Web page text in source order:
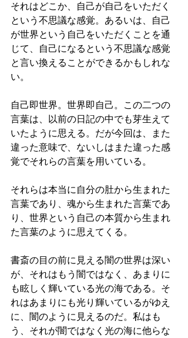
それはどこか、自己が自己をいただく
という不思議な感覚。あるいは、自己
が世界という自己をいただくことを通
じて、自己になるという不思議な感覚
と言い換えることができるかもしれな
い。
自己即世界。世界即自己。この二つの
言葉は、以前の日記の中でも芽生えて
いたように思える。だが今回は、また
違った意味で、ないしはまた違った感
覚でそれらの言葉を用いている。
それらは本当に自分の肚から生まれた
言葉であり、魂から生まれた言葉であ
り、世界という自己の本質から生まれ
た言葉のように思えてくる。
書斎の目の前に見える闇の世界は深い
が、それはもう闇ではなく、あまりに
も眩しく輝いている光の海である。そ
れはあまりにも光り輝いているがゆえ
に、闇のように見えるのだ。私はも
う、それが闇ではなく光の海に他らな